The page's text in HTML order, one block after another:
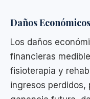
Daños Económicos
Los daños
financieras
fisioterapia y
ingresos perdidos,